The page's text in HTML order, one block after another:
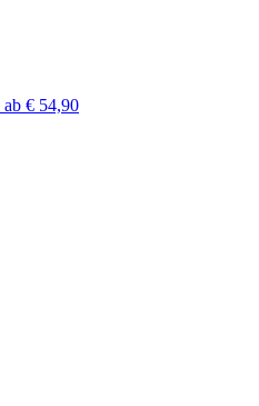
ab € 54,90